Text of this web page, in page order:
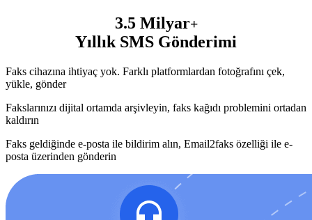
3.5 Milyar+
Yıllık SMS Gönderimi
Faks cihazına ihtiyaç yok. Farklı platformlardan fotoğrafını çek,
yükle, gönder
Fakslarınızı dijital ortamda arşivleyin, faks kağıdı problemini ortadan
kaldırın
Faks geldiğinde e-posta ile bildirim alın, Email2faks özelliği ile e-
posta üzerinden gönderin